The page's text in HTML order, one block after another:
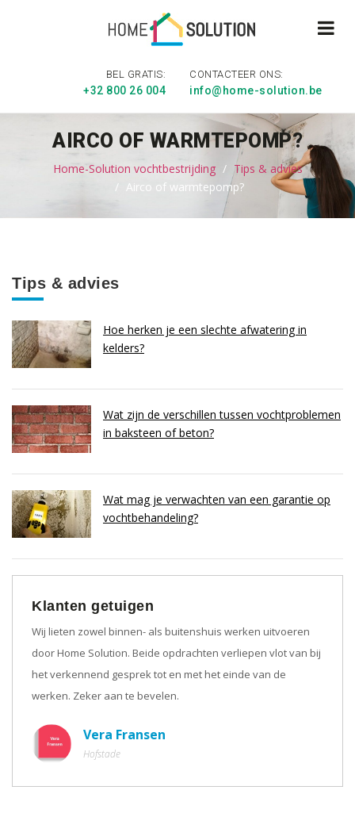
BEL GRATIS:
+32 800 26 004
CONTACTEER ONS:
info@home-solution.be
AIRCO OF WARMTEPOMP?
Home-Solution vochtbestrijding
Tips & advies
Airco of warmtepomp?
Tips & advies
Hoe herken je een slechte afwatering in
kelders?
Wat zijn de verschillen tussen vochtproblemen
in baksteen of beton?
Wat mag je verwachten van een garantie op
vochtbehandeling?
Klanten getuigen
Wij lieten zowel binnen- als buitenshuis werken uitvoeren
door Home Solution. Beide opdrachten verliepen vlot van bij
het verkennend gesprek tot en met het einde van de
werken. Zeker aan te bevelen.
Vera Fransen
Hofstade